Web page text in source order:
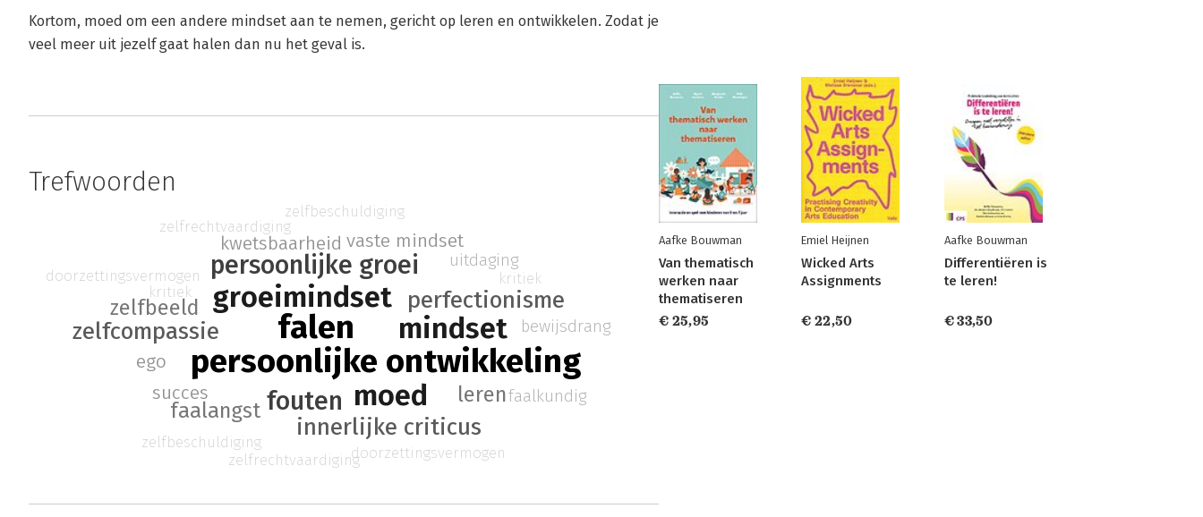
Kortom, moed om een andere mindset aan te nemen, gericht op leren en ontwikkelen. Zodat je
veel meer uit jezelf gaat halen dan nu het geval is.
Trefwoorden
falen
persoonlijke ontwikkeling
groeimindset
mindset
moed
fouten
persoonlijke groei
perfectionisme
innerlijke criticus
zelfcompassie
leren
faalangst
zelfbeeld
succes
kwetsbaarheid vaste mindset
ego
uitdaging
bewijsdrang
faalkundig
kritiek
doorzettingsvermogen
zelfrechtvaardiging
zelfbeschuldiging
kritiek
doorzettingsvermogen
zelfrechtvaardiging
zelfbeschuldiging
Aafke Bouwman
Van thematisch
werken naar
thematiseren
€ 25,95
Emiel Heijnen
Wicked Arts
Assignments
€ 22,50
Aafke Bouwman
Differentiëren is
te leren!
€ 33,50